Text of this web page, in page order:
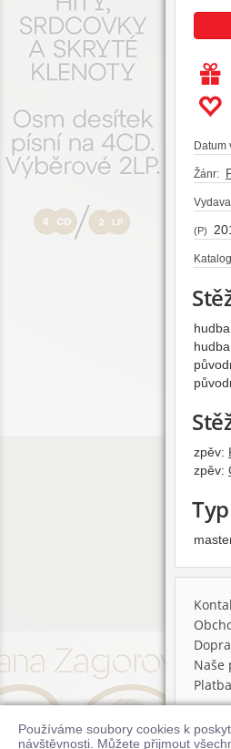
Používáme soubory cookies k
návštěvnosti. Můžete přijmout
Datum
Žánr:
(P)
zpěv:
zpěv:
Naše
Platba
© 2026